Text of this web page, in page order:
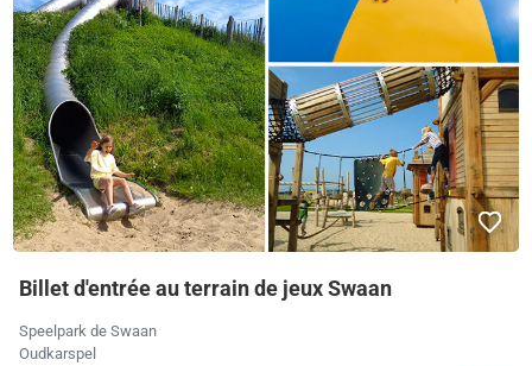
Billet d'entrée au terrain de jeux Swaan
Speelpark de Swaan
Oudkarspel